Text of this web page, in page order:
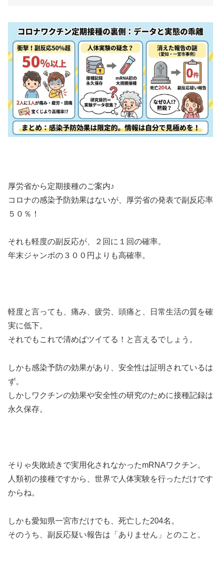
厚労省から定期接種のご案内♪
コロナの感染予防効果はないが、厚労省の発表で副反応率
５０％！
それも軽度の副反応が、２回に１回の確率。
年末ジャンボの３００円よりも高確率。
軽度と言っても、痛み、疲労、頭痛と、日常生活の質を確
実に低下。
それでもこれで清めばツイてる！と言えるでしょう。
しかも感染予防の効果があり、安全性は証明されているは
ず。
しかしワクチンの効果や安全性の研究のために接種記録は
永久保存。
そりゃ失敗続きで実用化されなかったmRNAワクチン。
人類初の接種ですから、世界で人体実験を行っただけです
からね。
しかも愛知県一宮市だけでも、死亡した204名。
そのうち、副反応疑い報告は「ありません」とのこと。